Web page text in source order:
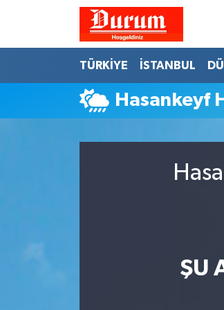
TÜRKİYE İSTANBUL
Hasankeyf
ŞU
Hava Durumu